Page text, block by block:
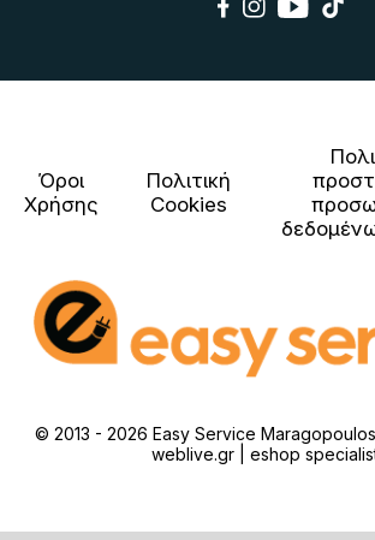
Όροι
Χρήσης
Πολιτική
Cookies
© 2013 - 2026 Easy Service
weblive.gr | eshop